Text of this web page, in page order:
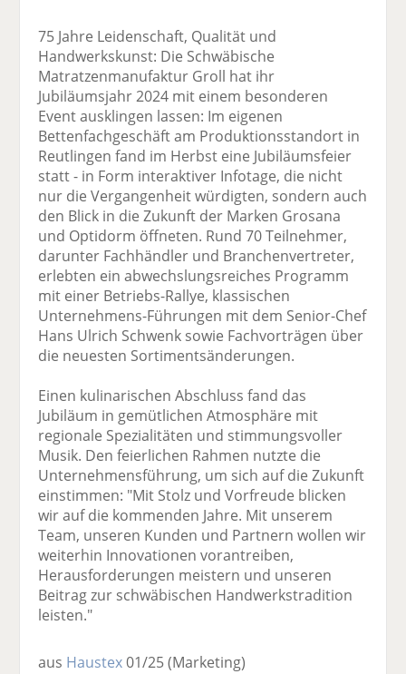
75 Jahre Leidenschaft, Qualität und
Handwerkskunst: Die Schwäbische
Matratzenmanufaktur Groll hat ihr
Jubiläumsjahr 2024 mit einem besonderen
Event ausklingen lassen: Im eigenen
Bettenfachgeschäft am Produktionsstandort in
Reutlingen fand im Herbst eine Jubiläumsfeier
statt - in Form interaktiver Infotage, die nicht
nur die Vergangenheit würdigten, sondern auch
den Blick in die Zukunft der Marken Grosana
und Optidorm öffneten. Rund 70 Teilnehmer,
darunter Fachhändler und Branchenvertreter,
erlebten ein abwechslungsreiches Programm
mit einer Betriebs-Rallye, klassischen
Unternehmens-Führungen mit dem Senior-Chef
Hans Ulrich Schwenk sowie Fachvorträgen über
die neuesten Sortimentsänderungen.
Einen kulinarischen Abschluss fand das
Jubiläum in gemütlichen Atmosphäre mit
regionale Spezialitäten und stimmungsvoller
Musik. Den feierlichen Rahmen nutzte die
Unternehmensführung, um sich auf die Zukunft
einstimmen: "Mit Stolz und Vorfreude blicken
wir auf die kommenden Jahre. Mit unserem
Team, unseren Kunden und Partnern wollen wir
weiterhin Innovationen vorantreiben,
Herausforderungen meistern und unseren
Beitrag zur schwäbischen Handwerkstradition
leisten."
aus Haustex01/25(Marketing)